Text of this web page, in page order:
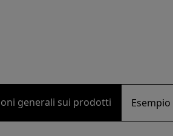
generali sui prodotti